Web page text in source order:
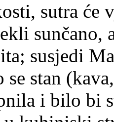
sutra će
sunčano,
susjedi
se stan
i bilo bi